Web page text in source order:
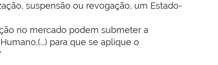
suspensão ou revogação, um Estado-
no mercado podem submeter a
para que se aplique o